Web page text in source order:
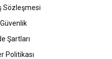
Sözleşmesi
Şartları
Politikası